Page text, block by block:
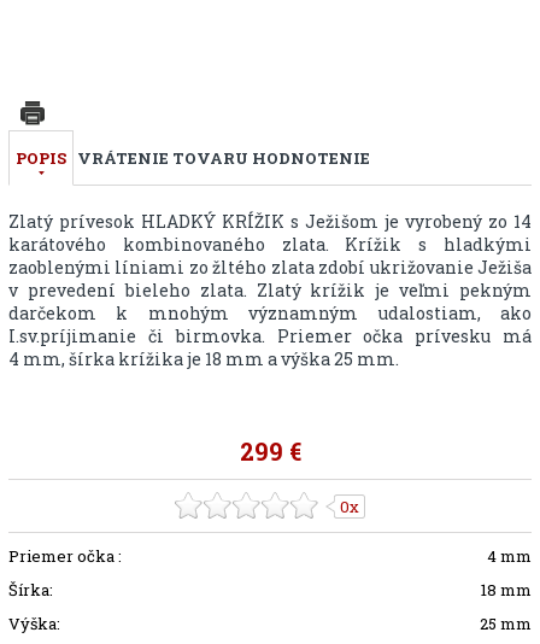
POPIS VRÁTENIE TOVARU HODNOTENIE
Zlatý prívesok HLADKÝ KRÍŽIK s Ježišom je vyrobený zo 14
karátového kombinovaného zlata. Krížik s hladkými
zaoblenými líniami zo žltého zlata zdobí ukrižovanie Ježiša
v prevedení bieleho zlata. Zlatý krížik je veľmi pekným
darčekom k mnohým významným udalostiam, ako
I.sv.príjimanie či birmovka. Priemer očka prívesku má
4 mm, šírka krížika je 18 mm a výška 25 mm.
299 €
0x
Priemer očka :
4 mm
Šírka:
18 mm
Výška:
25 mm